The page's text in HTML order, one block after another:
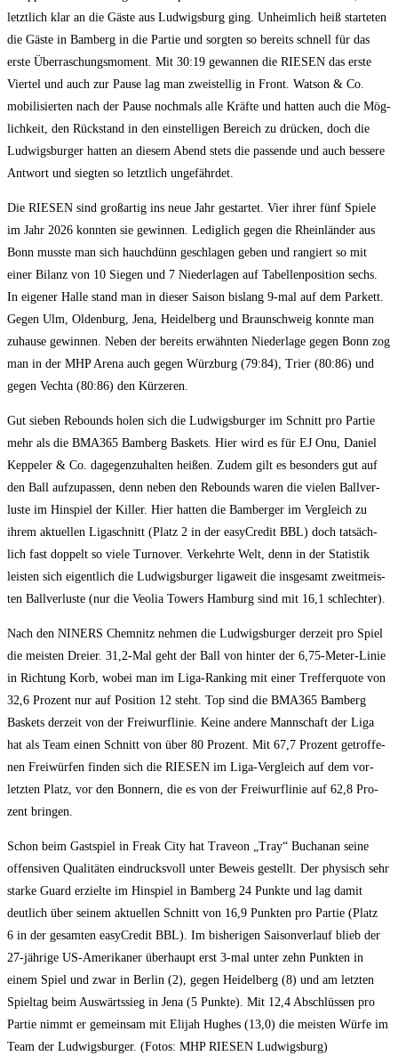
letzt­lich klar an die Gäs­te aus Lud­wigs­burg ging. Unheim­lich heiß star­te­ten
die Gäs­te in Bam­berg in die Par­tie und sorg­ten so bereits schnell für das
ers­te Über­ra­schungs­mo­ment. Mit 30:19 gewan­nen die RIESEN das ers­te
Vier­tel und auch zur Pau­se lag man zwei­stel­lig in Front. Wat­son & Co.
mobi­li­sier­ten nach der Pau­se noch­mals alle Kräf­te und hat­ten auch die Mög­
lich­keit, den Rück­stand in den ein­stel­li­gen Bereich zu drü­cken, doch die
Lud­wigs­bur­ger hat­ten an die­sem Abend stets die pas­sen­de und auch bes­se­re
Ant­wort und sieg­ten so letzt­lich ungefährdet.
Die RIESEN sind groß­ar­tig ins neue Jahr gestar­tet. Vier ihrer fünf Spie­le
im Jahr 2026 konn­ten sie gewin­nen. Ledig­lich gegen die Rhein­län­der aus
Bonn muss­te man sich hauch­dünn geschla­gen geben und ran­giert so mit
einer Bilanz von 10 Sie­gen und 7 Nie­der­la­gen auf Tabel­len­po­si­ti­on sechs.
In eige­ner Hal­le stand man in die­ser Sai­son bis­lang 9‑mal auf dem Par­kett.
Gegen Ulm, Olden­burg, Jena, Hei­del­berg und Braun­schweig konn­te man
zuhau­se gewin­nen. Neben der bereits erwähn­ten Nie­der­la­ge gegen Bonn zog
man in der MHP Are­na auch gegen Würz­burg (79:84), Trier (80:86) und
gegen Vech­ta (80:86) den Kürzeren.
Gut sie­ben Rebounds holen sich die Lud­wigs­bur­ger im Schnitt pro Par­tie
mehr als die BMA365 Bam­berg Bas­kets. Hier wird es für EJ Onu, Dani­el
Kep­pe­l­er & Co. dage­gen­zu­hal­ten hei­ßen. Zudem gilt es beson­ders gut auf
den Ball auf­zu­pas­sen, denn neben den Rebounds waren die vie­len Ball­ver­
lus­te im Hin­spiel der Kil­ler. Hier hat­ten die Bam­ber­ger im Ver­gleich zu
ihrem aktu­el­len Liga­schnitt (Platz 2 in der easy­Cre­dit BBL) doch tat­säch­
lich fast dop­pelt so vie­le Tur­no­ver. Ver­kehr­te Welt, denn in der Sta­tis­tik
leis­ten sich eigent­lich die Lud­wigs­bur­ger liga­weit die ins­ge­samt zweit­meis­
ten Ball­ver­lus­te (nur die Veo­lia Towers Ham­burg sind mit 16,1 schlechter).
Nach den NINERS Chem­nitz neh­men die Lud­wigs­bur­ger der­zeit pro Spiel
die meis­ten Drei­er. 31,2‑Mal geht der Ball von hin­ter der 6,75-Meter-Linie
in Rich­tung Korb, wobei man im Liga-Ran­king mit einer Tref­fer­quo­te von
32,6 Pro­zent nur auf Posi­ti­on 12 steht. Top sind die BMA365 Bam­berg
Bas­kets der­zeit von der Frei­wurf­li­nie. Kei­ne ande­re Mann­schaft der Liga
hat als Team einen Schnitt von über 80 Pro­zent. Mit 67,7 Pro­zent getrof­fe­
nen Frei­wür­fen fin­den sich die RIESEN im Liga-Ver­gleich auf dem vor­
letz­ten Platz, vor den Bon­nern, die es von der Frei­wurf­li­nie auf 62,8 Pro­
zent bringen.
Schon beim Gast­spiel in Freak City hat Tra­ve­on „Tray“ Buchanan sei­ne
offen­si­ven Qua­li­tä­ten ein­drucks­voll unter Beweis gestellt. Der phy­sisch sehr
star­ke Guard erziel­te im Hin­spiel in Bam­berg 24 Punk­te und lag damit
deut­lich über sei­nem aktu­el­len Schnitt von 16,9 Punk­ten pro Par­tie (Platz
6 in der gesam­ten easy­Cre­dit BBL). Im bis­he­ri­gen Sai­son­ver­lauf blieb der
27-jäh­ri­ge US-Ame­ri­ka­ner über­haupt erst 3‑mal unter zehn Punk­ten in
einem Spiel und zwar in Ber­lin (2), gegen Hei­del­berg (8) und am letz­ten
Spiel­tag beim Aus­wärts­sieg in Jena (5 Punk­te). Mit 12,4 Abschlüs­sen pro
Par­tie nimmt er gemein­sam mit Eli­jah Hug­hes (13,0) die meis­ten Wür­fe im
Team der Lud­wigs­bur­ger. (Fotos: MHP RIESEN Ludwigsburg)